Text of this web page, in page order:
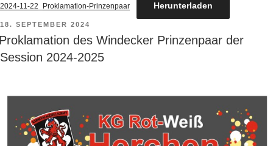
2024-11-22_Proklamation-Prinzenpaar Herunterladen
VERÖFFENTLICHT
AM
18. SEPTEMBER 2024
des Windecker Prinzenpaar der
Session 2024-2025